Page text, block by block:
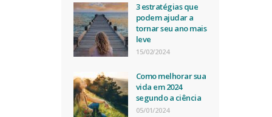
3 estratégias que
podem ajudar a
tornar seu ano mais
leve
15/02/2024
Como melhorar sua
vida em 2024
segundo a ciência
05/01/2024